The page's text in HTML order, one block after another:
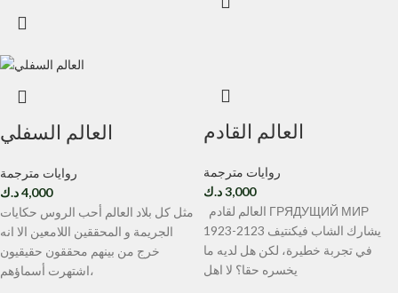
العالم السفلي
روايات مترجمة
4,000د.ك
مثل كل بلاد العالم أحب الروس حكايات
الجريمة و المحققين اللامعين الا انه
خرج من بينهم محققون حقيقيون
اشتهرت أسماؤهم،
العالم القادم
روايات مترجمة
3,000د.ك
1923-2123 يشارك الشاب فيكنتيف
في تجربة خطيرة، لكن هل لديه ما
يخسره حقا؟ لا اهل